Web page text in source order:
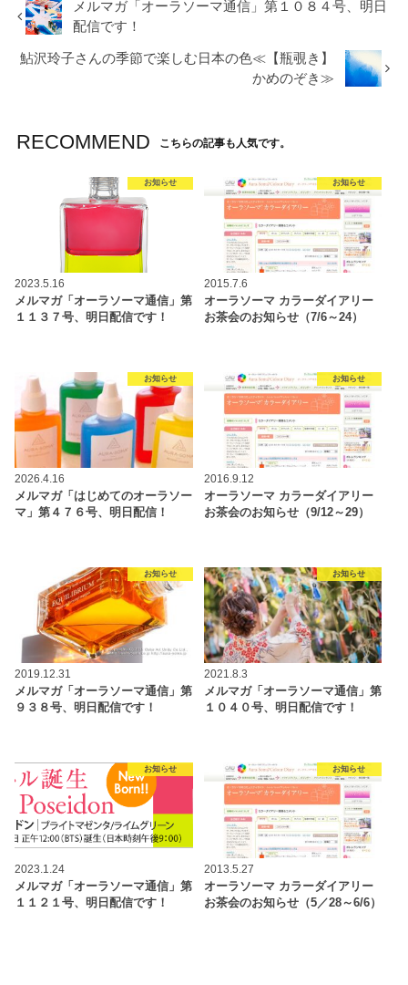
メルマガ「オーラソーマ通信」第１０８４号、明日
配信です！
鮎沢玲子さんの季節で楽しむ日本の色≪【瓶覗き】
かめのぞき≫
RECOMMEND こちらの記事も人気です。
お知らせ
2023.5.16
メルマガ「オーラソーマ通信」第
１１３７号、明日配信です！
お知らせ
2015.7.6
オーラソーマ カラーダイアリー
お茶会のお知らせ（7/6～24）
お知らせ
2026.4.16
メルマガ「はじめてのオーラソー
マ」第４７６号、明日配信！
お知らせ
2016.9.12
オーラソーマ カラーダイアリー
お茶会のお知らせ（9/12～29）
お知らせ
2019.12.31
メルマガ「オーラソーマ通信」第
９３８号、明日配信です！
お知らせ
2021.8.3
メルマガ「オーラソーマ通信」第
１０４０号、明日配信です！
お知らせ
2023.1.24
メルマガ「オーラソーマ通信」第
１１２１号、明日配信です！
お知らせ
2013.5.27
オーラソーマ カラーダイアリー
お茶会のお知らせ（5／28～6/6）